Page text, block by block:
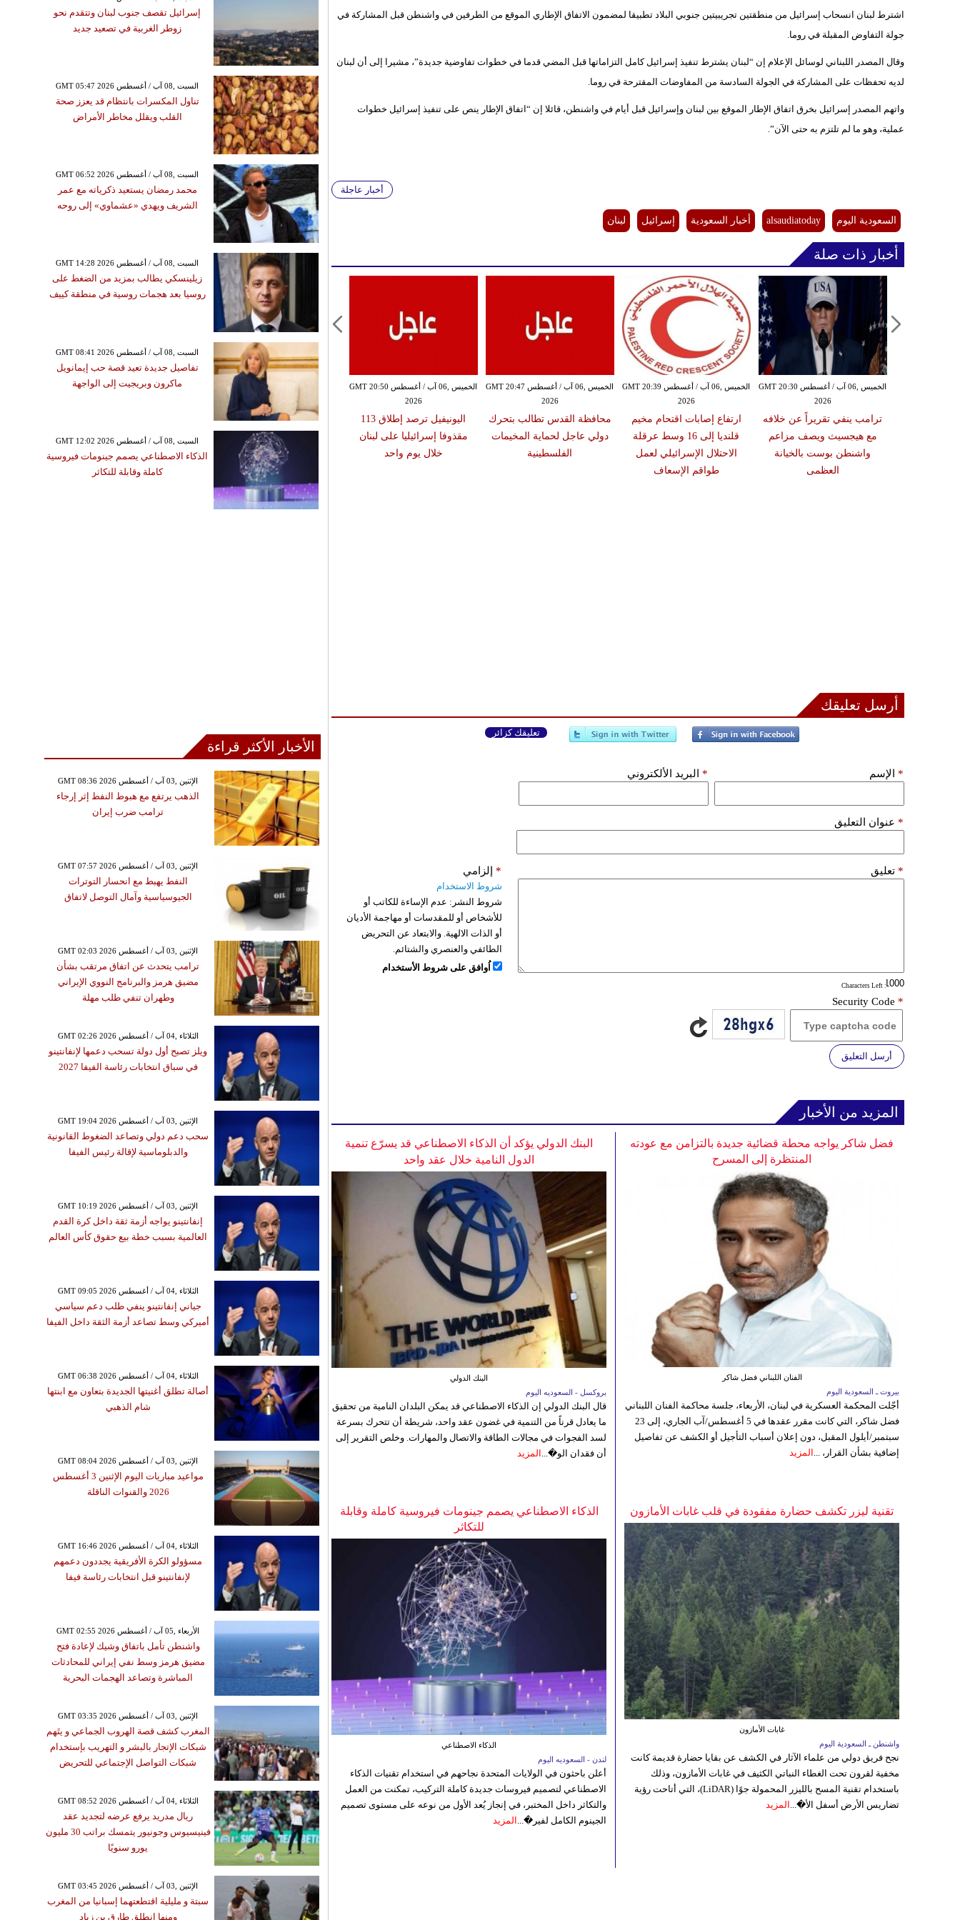
اشترط لبنان انسحاب إسرائيل من منطقتين تجريبيتين جنوبي البلاد تطبيقا لمضمون الاتفاق الإطاري الموقع من الطرفين في واشنطن قبل المشاركة في
جولة التفاوض المقبلة في روما.
وقال المصدر اللبناني لوسائل الإعلام إن “لبنان يشترط تنفيذ إسرائيل كامل التزاماتها قبل المضي قدما في خطوات تفاوضية جديدة”، مشيرا إلى أن لبنان
لديه تحفظات على المشاركة في الجولة السادسة من المفاوضات المقترحة في روما.
واتهم المصدر إسرائيل بخرق اتفاق الإطار الموقع بين لبنان وإسرائيل قبل أيام في واشنطن، قائلا إن “اتفاق الإطار ينص على تنفيذ إسرائيل خطوات
عملية، وهو ما لم تلتزم به حتى الآن”.
أخبار عاجلة
السعودية اليوم alsaudiatoday أخبار السعودية إسرائيل لبنان
أخبار ذات صلة
الخميس ,06 آب / أغسطس GMT 20:50
2026
اليونيفيل ترصد إطلاق 113
مقذوفا إسرائيليا على لبنان
خلال يوم واحد
الخميس ,06 آب / أغسطس GMT 20:47
2026
محافظة القدس تطالب بتحرك
دولي عاجل لحماية المخيمات
الفلسطينية
الخميس ,06 آب / أغسطس GMT 20:39
2026
ارتفاع إصابات اقتحام مخيم
قلنديا إلى 16 وسط عرقلة
الاحتلال الإسرائيلي لعمل
طواقم الإسعاف
الخميس ,06 آب / أغسطس GMT 20:30
2026
ترامب ينفي تقريراً عن خلافه
مع هيجسيث ويصف مزاعم
واشنطن بوست بالخيانة
العظمى
أرسل تعليقك
تعليقك كزائر
الإسم * البريد الألكتروني *
عنوان التعليق *
تعليق *
: Characters Left
إلزامي *
شروط الاستخدام
شروط النشر: عدم الإساءة للكاتب أو
للأشخاص أو للمقدسات أو مهاجمة الأديان
أو الذات الالهية. والابتعاد عن التحريض
الطائفي والعنصري والشتائم.
اُوافق على شروط الأستخدام
Security Code *
أرسل التعليق
المزيد من الأخبار
البنك الدولي يؤكد أن الذكاء الاصطناعي قد يسرّع تنمية
الدول النامية خلال عقد واحد
البنك الدولي
بروكسل - السعوديه اليوم
قال البنك الدولي إن الذكاء الاصطناعي قد يمكن البلدان النامية من تحقيق
ما يعادل قرناً من التنمية في غضون عقد واحد، شريطة أن تتحرك بسرعة
لسد الفجوات في مجالات الطاقة والاتصال والمهارات. وخلص التقرير إلى
أن فقدان الو�... المزيد
فضل شاكر يواجه محطة قضائية جديدة بالتزامن مع عودته
المنتظرة إلى المسرح
الفنان اللبناني فضل شاكر
بيروت ـ السعودية اليوم
أجّلت المحكمة العسكرية في لبنان، الأربعاء، جلسة محاكمة الفنان اللبناني
فضل شاكر، التي كانت مقرر عقدها في 5 أغسطس/آب الجاري، إلى 23
سبتمبر/أيلول المقبل، دون إعلان أسباب التأجيل أو الكشف عن تفاصيل
إضافية بشأن القرار، ... المزيد
الذكاء الاصطناعي يصمم جينومات فيروسية كاملة وقابلة
للتكاثر
الذكاء الاصطناعي
لندن - السعوديه اليوم
أعلن باحثون في الولايات المتحدة نجاحهم في استخدام تقنيات الذكاء
الاصطناعي لتصميم فيروسات جديدة كاملة التركيب، تمكنت من العمل
والتكاثر داخل المختبر، في إنجاز يُعد الأول من نوعه على مستوى تصميم
الجينوم الكامل لفير�... المزيد
تقنية ليزر تكشف حضارة مفقودة في قلب غابات الأمازون
غابات الأمازون
واشنطن ـ السعودية اليوم
نجح فريق دولي من علماء الآثار في الكشف عن بقايا حضارة قديمة كانت
مخفية لقرون تحت الغطاء النباتي الكثيف في غابات الأمازون، وذلك
باستخدام تقنية المسح بالليزر المحمولة جوًا (LiDAR)، التي أتاحت رؤية
تضاريس الأرض أسفل الأ�... المزيد
إسرائيل تقصف جنوب لبنان وتتقدم نحو
زوطر الغربية في تصعيد جديد
GMT 05:47 2026 السبت ,08 آب / أغسطس
تناول المكسرات بانتظام قد يعزز صحة
القلب ويقلل مخاطر الأمراض
GMT 06:52 2026 السبت ,08 آب / أغسطس
محمد رمضان يستعيد ذكرياته مع عمر
الشريف ويهدي «عشماوي» إلى روحه
GMT 14:28 2026 السبت ,08 آب / أغسطس
زيلينسكي يطالب بمزيد من الضغط على
روسيا بعد هجمات روسية في منطقة كييف
GMT 08:41 2026 السبت ,08 آب / أغسطس
تفاصيل جديدة تعيد قصة حب إيمانويل
ماكرون وبريجيت إلى الواجهة
GMT 12:02 2026 السبت ,08 آب / أغسطس
الذكاء الاصطناعي يصمم جينومات فيروسية
كاملة وقابلة للتكاثر
الأخبار الأكثر قراءة
GMT 08:36 2026 الإثنين ,03 آب / أغسطس
الذهب يرتفع مع هبوط النفط إثر إرجاء
ترامب ضرب إيران
GMT 07:57 2026 الإثنين ,03 آب / أغسطس
النفط يهبط مع انحسار التوترات
الجيوسياسية وآمال التوصل لاتفاق
GMT 02:03 2026 الإثنين ,03 آب / أغسطس
ترامب يتحدث عن اتفاق مرتقب بشأن
مضيق هرمز والبرنامج النووي الإيراني
وطهران تنفي طلب مهلة
GMT 02:26 2026 الثلاثاء ,04 آب / أغسطس
ويلز تصبح أول دولة تسحب دعمها لإنفانتينو
في سباق انتخابات رئاسة الفيفا 2027
GMT 19:04 2026 الإثنين ,03 آب / أغسطس
سحب دعم دولي وتصاعد الضغوط القانونية
والدبلوماسية لإقالة رئيس الفيفا
GMT 10:19 2026 الإثنين ,03 آب / أغسطس
إنفانتينو يواجه أزمة ثقة داخل كرة القدم
العالمية بسبب خطة بيع حقوق كأس العالم
GMT 09:05 2026 الثلاثاء ,04 آب / أغسطس
جياني إنفانتينو ينفي طلب دعم سياسي
أميركي وسط تصاعد أزمة الثقة داخل الفيفا
GMT 06:38 2026 الثلاثاء ,04 آب / أغسطس
أصالة تطلق أغنيتها الجديدة بتعاون مع ابنتها
شام الذهبي
GMT 08:04 2026 الإثنين ,03 آب / أغسطس
مواعيد مباريات اليوم الإثنين 3 أغسطس
2026 والقنوات الناقلة
GMT 16:46 2026 الثلاثاء ,04 آب / أغسطس
مسؤولو الكرة الأفريقية يجددون دعمهم
لإنفانتينو قبل انتخابات رئاسة فيفا
GMT 02:55 2026 الأربعاء ,05 آب / أغسطس
واشنطن تأمل باتفاق وشيك لإعادة فتح
مضيق هرمز وسط نفي إيراني للمحادثات
المباشرة وتصاعد الهجمات البحرية
GMT 03:35 2026 الإثنين ,03 آب / أغسطس
المغرب كشف قصة الهروب الجماعي و يتَهم
شبكات الإتجار بالبشر و التهريب بإستخدام
شبكات التواصل الإجتماعي للتحريض
GMT 08:52 2026 الثلاثاء ,04 آب / أغسطس
ريال مدريد يرفع عرضه لتجديد عقد
فينيسيوس وجونيور يتمسك براتب 30 مليون
يورو سنويًا
GMT 03:45 2026 الإثنين ,03 آب / أغسطس
سبتة و مليلية اقتطعتهما إسبانيا من المغرب
ومنها انطلق طارق بن زياد